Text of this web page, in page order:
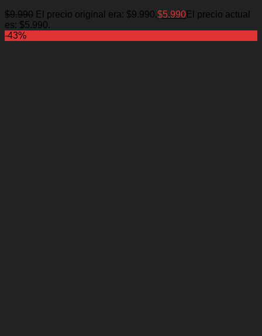
$9.990 El precio original era: $9.990.$5.990El precio actual
es: $5.990.
-43%